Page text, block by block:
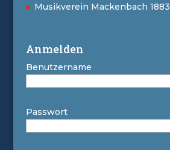
Musikverein Mackenbach 1883
Anmelden
Benutzername
Passwort